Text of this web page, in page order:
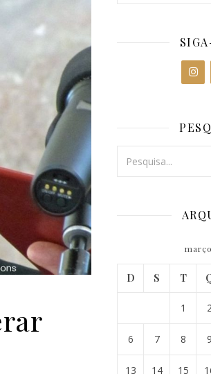
D S T
1
6 7 8 9
13 14 15